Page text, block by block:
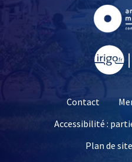
Contact
Accessibilité :
Plan de site